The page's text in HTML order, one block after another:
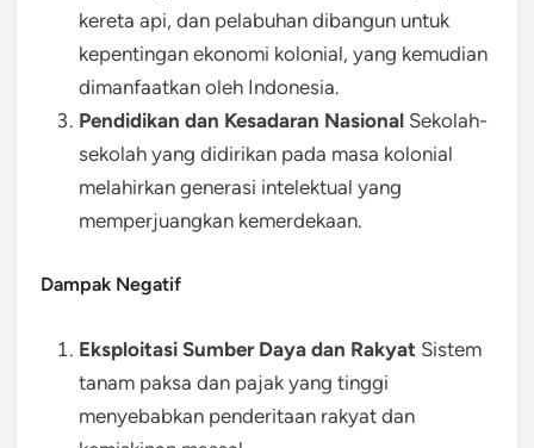
kereta api, dan pelabuhan dibangun untuk
kepentingan ekonomi kolonial, yang kemudian
dimanfaatkan oleh Indonesia.
Pendidikan dan Kesadaran Nasional Sekolah-
sekolah yang didirikan pada masa kolonial
melahirkan generasi intelektual yang
memperjuangkan kemerdekaan.
Dampak Negatif
Eksploitasi Sumber Daya dan Rakyat Sistem
tanam paksa dan pajak yang tinggi
menyebabkan penderitaan rakyat dan